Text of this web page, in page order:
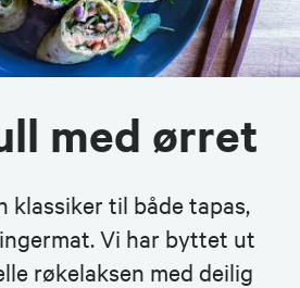
med ørret
klassiker til både tapas,
Vi har byttet ut
røkelaksen med deilig